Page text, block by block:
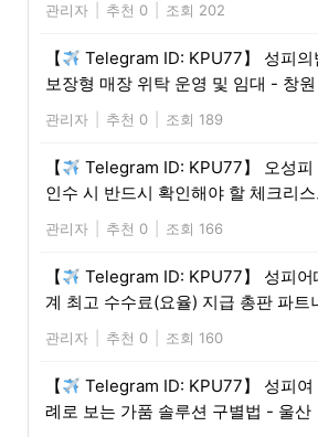
관리자 추천 0 조회 202
【
Telegram ID: KPU77】 성피의
보장형 매장 위탁 운영 및 임대 - 창원
관리자 추천 0 조회 189
【
Telegram ID: KPU77】 오성피
인수 시 반드시 확인해야 할 체크리
관리자 추천 0 조회 166
【
Telegram ID: KPU77】 성피어
계 최고 수수료(요율) 지급 총판 파트
관리자 추천 0 조회 160
【
Telegram ID: KPU77】 성피여
례로 보는 가품 솔루션 구별법 - 울산